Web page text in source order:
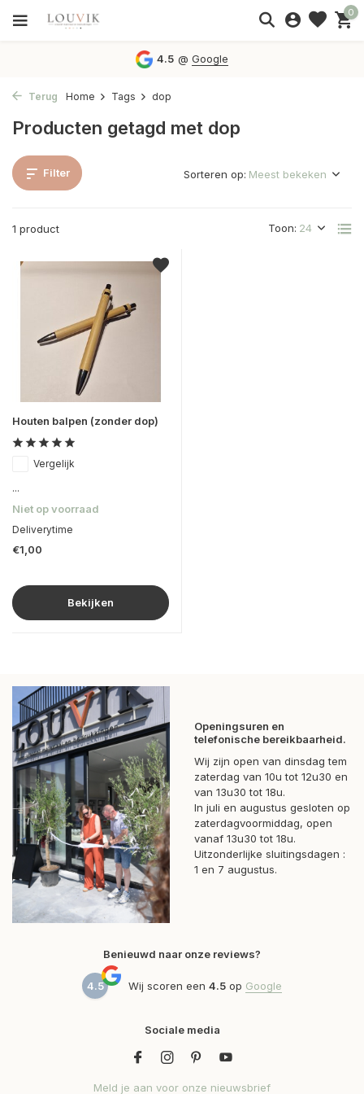
0
4.5 @Google
Terug Home Tags dop
Producten getagd met dop
Filter
1 product Toon:
Sorteren op:
Houten balpen (zonder dop)
Vergelijk
...
Niet op voorraad
Deliverytime
€1,00
Bekijken
Openingsuren en
telefonische bereikbaarheid.
Wij zijn open van dinsdag tem
zaterdag van 10u tot 12u30 en
van 13u30 tot 18u.
In juli en augustus gesloten op
zaterdagvoormiddag, open
vanaf 13u30 tot 18u.
Uitzonderlijke sluitingsdagen :
1 en 7 augustus.
Benieuwd naar onze reviews?
4.5 Wij scoren een 4.5 op Google
Sociale media
Meld je aan voor onze nieuwsbrief